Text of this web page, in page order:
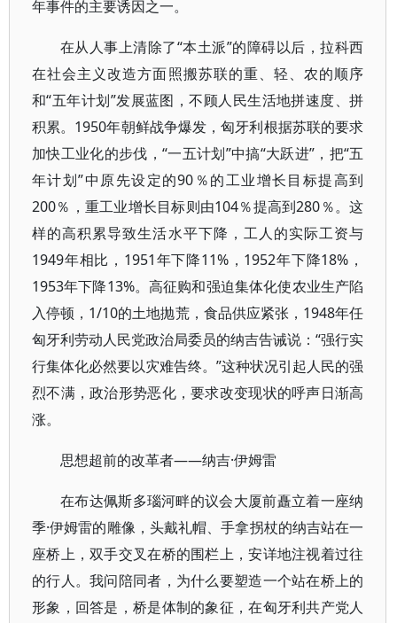
年事件的主要诱因之一。
在从人事上清除了“本土派”的障碍以后，拉科西
在社会主义改造方面照搬苏联的重、轻、农的顺序
和“五年计划”发展蓝图，不顾人民生活地拼速度、拼
积累。1950年朝鲜战争爆发，匈牙利根据苏联的要求
加快工业化的步伐，“一五计划”中搞“大跃进”，把“五
年计划”中原先设定的90％的工业增长目标提高到
200％，重工业增长目标则由104％提高到280％。这
样的高积累导致生活水平下降，工人的实际工资与
1949年相比，1951年下降11%，1952年下降18%，
1953年下降13%。高征购和强迫集体化使农业生产陷
入停顿，1/10的土地抛荒，食品供应紧张，1948年任
匈牙利劳动人民党政治局委员的纳吉告诫说：“强行实
行集体化必然要以灾难告终。”这种状况引起人民的强
烈不满，政治形势恶化，要求改变现状的呼声日渐高
涨。
思想超前的改革者——纳吉·伊姆雷
在布达佩斯多瑙河畔的议会大厦前矗立着一座纳
季·伊姆雷的雕像，头戴礼帽、手拿拐杖的纳吉站在一
座桥上，双手交叉在桥的围栏上，安详地注视着过往
的行人。我问陪同者，为什么要塑造一个站在桥上的
形象，回答是，桥是体制的象征，在匈牙利共产党人